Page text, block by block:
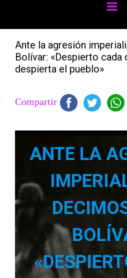
Ante la agresión
Bolívar: «Despierto cada
despierta el pueblo»
Compartir
ANTE LA